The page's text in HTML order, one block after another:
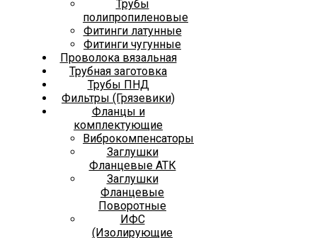
Трубы
полипропиленовые
Фитинги латунные
Фитинги чугунные
Проволока вязальная
Трубная заготовка
Трубы ПНД
Фильтры (Грязевики)
Фланцы и
комплектующие
Виброкомпенсаторы
Заглушки
Фланцевые АТК
Заглушки
Фланцевые
Поворотные
ИФС
(Изолирующие